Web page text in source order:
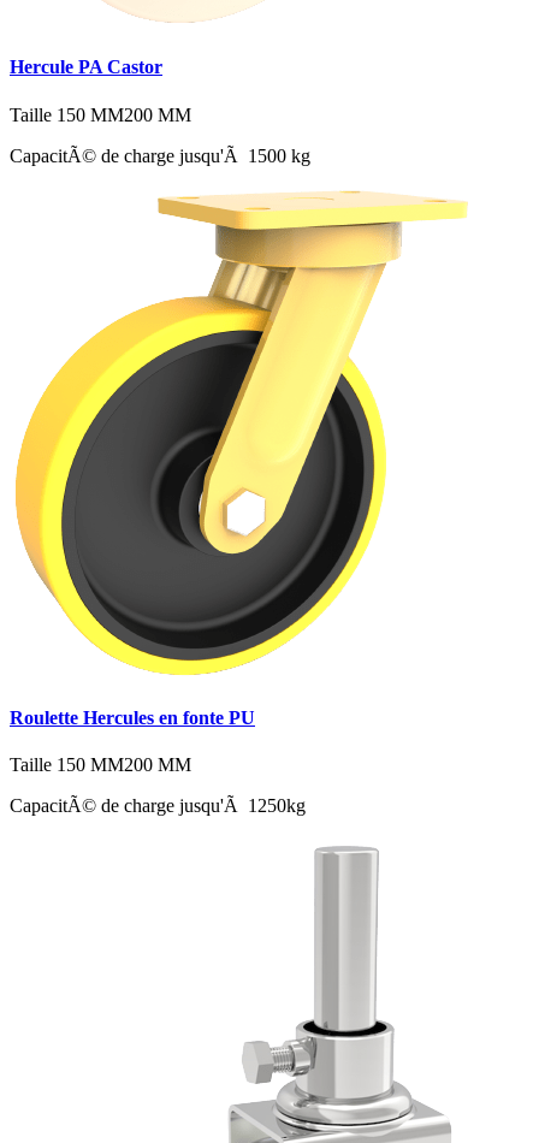
Hercule PA Castor
Taille 150 MM200 MM
CapacitÃ© de charge jusqu'Ã 1500 kg
Roulette Hercules en fonte PU
Taille 150 MM200 MM
CapacitÃ© de charge jusqu'Ã 1250kg